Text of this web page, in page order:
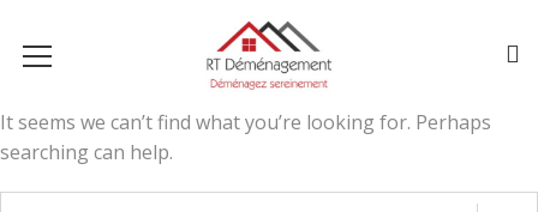
It seems we can’t find what you’re looking for. Perhaps
searching can help.